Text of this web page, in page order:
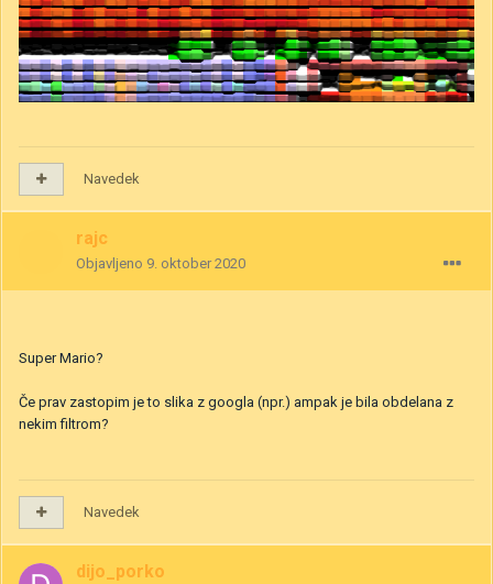
Navedek
rajc
Objavljeno 9. oktober 2020
Super Mario?
Če prav zastopim je to slika z googla (npr.) ampak je bila obdelana z
nekim filtrom?
Navedek
dijo_porko